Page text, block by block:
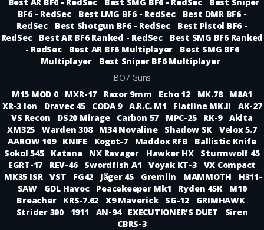
BF6 - RedSec
Best LMG BF6 - RedSec
Best DMR BF6 -
RedSec
Best Shotgun BF6 - RedSec
Best Pistol BF6 -
RedSec
Best AR BF6 Ranked - RedSec
Best SMG BF6 Ranked
- RedSec
Best AR BF6 Multiplayer
Best SMG BF6
Multiplayer
Best Sniper BF6 Multiplayer
BO7 Guns
M15 MOD 0
MXR-17 Razor 9mm Echo 12 MK.78 M8A1
XR-3 Ion
Dravec 45 CODA 9 A.R.C. M1 Flatline MK.II
AK-27
VS Recon
DS20 Mirage Carbon 57 MPC-25 RK-9 Akita
XM325
Warden 308 M34 Novaline Shadow SK
Velox 5.7
AAROW 109 KNIFE Kogot-7 Maddox RFB
Ballistic Knife
Sokol 545
Katana NX Ravager Hawker HX
Sturmwolf 45
EGRT-17
REV-46 Swordfish A1 Voyak KT-3
VX Compact
MK35 ISR VST FG42 Jäger 45 Gremlin MAMMOTH
H311-
SAW
GDL Havoc Peacekeeper Mk1 Ryden 45K
M10
Breacher
KRS-7.62 X9 Maverick SG-12
GRIMHAWK
Strider 300
1911 AN-94 EXECUTIONER'S DUET
Siren
CBRS-3